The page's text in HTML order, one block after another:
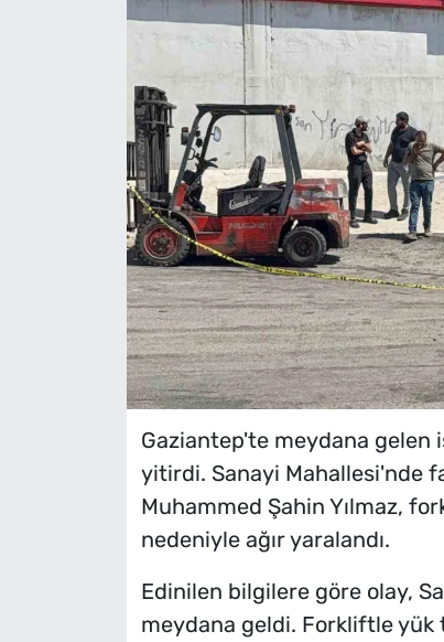
Gaziantep'te meydana gelen
yitirdi. Sanayi Mahallesi'nde
Muhammed Şahin Yılmaz,
nedeniyle ağır yaralandı.
Edinilen bilgilere göre olay,
meydana geldi. Forkliftle yük